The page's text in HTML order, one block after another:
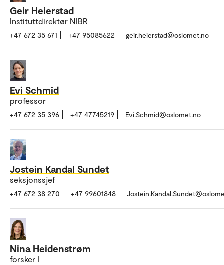
Geir Heierstad
Instituttdirektør NIBR
+47 672 35 671 +47 95085622 geir.heierstad@oslomet.no
Evi Schmid
professor
+47 672 35 396 +47 47745219 Evi.Schmid@oslomet.no
Jostein Kandal Sundet
seksjonssjef
+47 672 38 270 +47 99601848
Nina Heidenstrøm
forsker I